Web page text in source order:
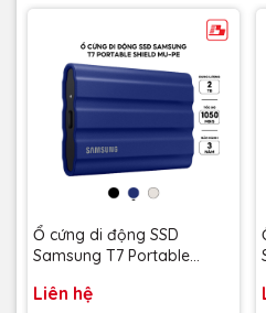
Ổ cứng di động SSD
Samsung T7 Portable
MU-PE2T0R/WW - Bảo
Liên hệ